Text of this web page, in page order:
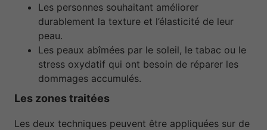
Les personnes souhaitant améliorer
durablement la texture et l’élasticité de leur
peau.
Les peaux abîmées par le soleil, le tabac ou le
stress oxydatif qui ont besoin de réparer les
dommages accumulés.
Les zones traitées
Les deux techniques peuvent être appliquées sur de